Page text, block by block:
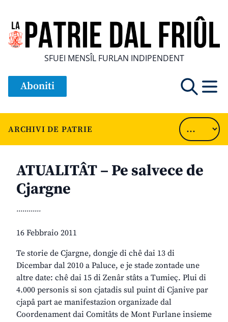
SFUEI MENSÎL FURLAN INDIPENDENT
Aboniti
ARCHIVI DE PATRIE
ATUALITÂT – Pe salvece de
Cjargne
............
16 Febbraio 2011
Te storie de Cjargne, dongje di chê dai 13 di
Dicembar dal 2010 a Paluce, e je stade zontade une
altre date: chê dai 15 di Zenâr stâts a Tumieç. Plui di
4.000 personis si son cjatadis sul puint di Cjanive par
cjapâ part ae manifestazion organizade dal
Coordenament dai Comitâts de Mont Furlane insieme